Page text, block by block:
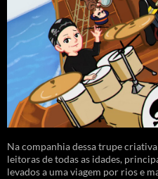
Na companhia dessa trupe
leitoras de todas as idades,
levados a uma viagem por rios e